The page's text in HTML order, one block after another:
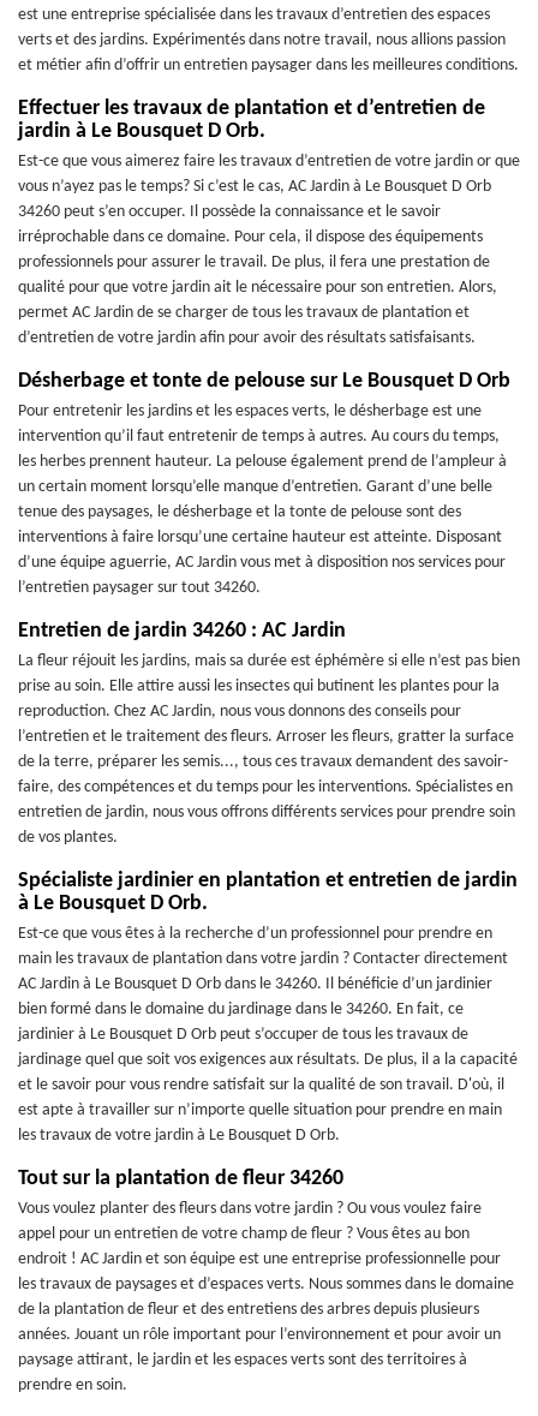
est une entreprise spécialisée dans les travaux d’entretien des espaces
verts et des jardins. Expérimentés dans notre travail, nous allions passion
et métier afin d’offrir un entretien paysager dans les meilleures conditions.
Effectuer les travaux de plantation et d’entretien de
jardin à Le Bousquet D Orb.
Est-ce que vous aimerez faire les travaux d’entretien de votre jardin or que
vous n’ayez pas le temps? Si c’est le cas, AC Jardin à Le Bousquet D Orb
34260 peut s’en occuper. Il possède la connaissance et le savoir
irréprochable dans ce domaine. Pour cela, il dispose des équipements
professionnels pour assurer le travail. De plus, il fera une prestation de
qualité pour que votre jardin ait le nécessaire pour son entretien. Alors,
permet AC Jardin de se charger de tous les travaux de plantation et
d’entretien de votre jardin afin pour avoir des résultats satisfaisants.
Désherbage et tonte de pelouse sur Le Bousquet D Orb
Pour entretenir les jardins et les espaces verts, le désherbage est une
intervention qu’il faut entretenir de temps à autres. Au cours du temps,
les herbes prennent hauteur. La pelouse également prend de l’ampleur à
un certain moment lorsqu’elle manque d’entretien. Garant d’une belle
tenue des paysages, le désherbage et la tonte de pelouse sont des
interventions à faire lorsqu’une certaine hauteur est atteinte. Disposant
d’une équipe aguerrie, AC Jardin vous met à disposition nos services pour
l’entretien paysager sur tout 34260.
Entretien de jardin 34260 : AC Jardin
La fleur réjouit les jardins, mais sa durée est éphémère si elle n’est pas bien
prise au soin. Elle attire aussi les insectes qui butinent les plantes pour la
reproduction. Chez AC Jardin, nous vous donnons des conseils pour
l’entretien et le traitement des fleurs. Arroser les fleurs, gratter la surface
de la terre, préparer les semis..., tous ces travaux demandent des savoir-
faire, des compétences et du temps pour les interventions. Spécialistes en
entretien de jardin, nous vous offrons différents services pour prendre soin
de vos plantes.
Spécialiste jardinier en plantation et entretien de jardin
à Le Bousquet D Orb.
Est-ce que vous êtes à la recherche d’un professionnel pour prendre en
main les travaux de plantation dans votre jardin ? Contacter directement
AC Jardin à Le Bousquet D Orb dans le 34260. Il bénéficie d’un jardinier
bien formé dans le domaine du jardinage dans le 34260. En fait, ce
jardinier à Le Bousquet D Orb peut s’occuper de tous les travaux de
jardinage quel que soit vos exigences aux résultats. De plus, il a la capacité
et le savoir pour vous rendre satisfait sur la qualité de son travail. D'où, il
est apte à travailler sur n’importe quelle situation pour prendre en main
les travaux de votre jardin à Le Bousquet D Orb.
Tout sur la plantation de fleur 34260
Vous voulez planter des fleurs dans votre jardin ? Ou vous voulez faire
appel pour un entretien de votre champ de fleur ? Vous êtes au bon
endroit ! AC Jardin et son équipe est une entreprise professionnelle pour
les travaux de paysages et d’espaces verts. Nous sommes dans le domaine
de la plantation de fleur et des entretiens des arbres depuis plusieurs
années. Jouant un rôle important pour l’environnement et pour avoir un
paysage attirant, le jardin et les espaces verts sont des territoires à
prendre en soin.